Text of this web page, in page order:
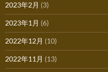
2023年2月 (3)
2023年1月 (6)
2022年12月 (10)
2022年11月 (13)